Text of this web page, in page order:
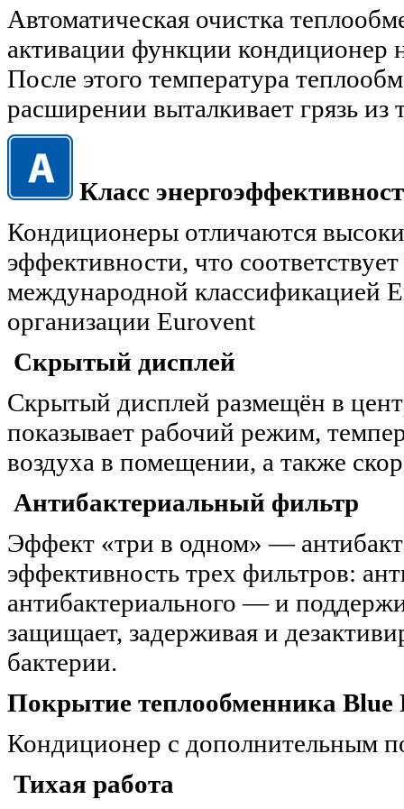
Автоматическая очистка
активации функции кондиционер
После этого температура
расширении выталкивает грязь из
Класс
Кондиционеры отличаются
эффективности, что
международной классификацией
организации Eurovent
Скрытый дисплей
Скрытый дисплей размещён в
показывает рабочий режим,
воздуха в помещении, а также
Антибактериальный фильтр
Эффект «три в одном» —
эффективность трех фильтров:
антибактериального — и
защищает, задерживая и
бактерии.
Покрытие теплообменника Blue
Кондиционер с дополнительным
Тихая работа